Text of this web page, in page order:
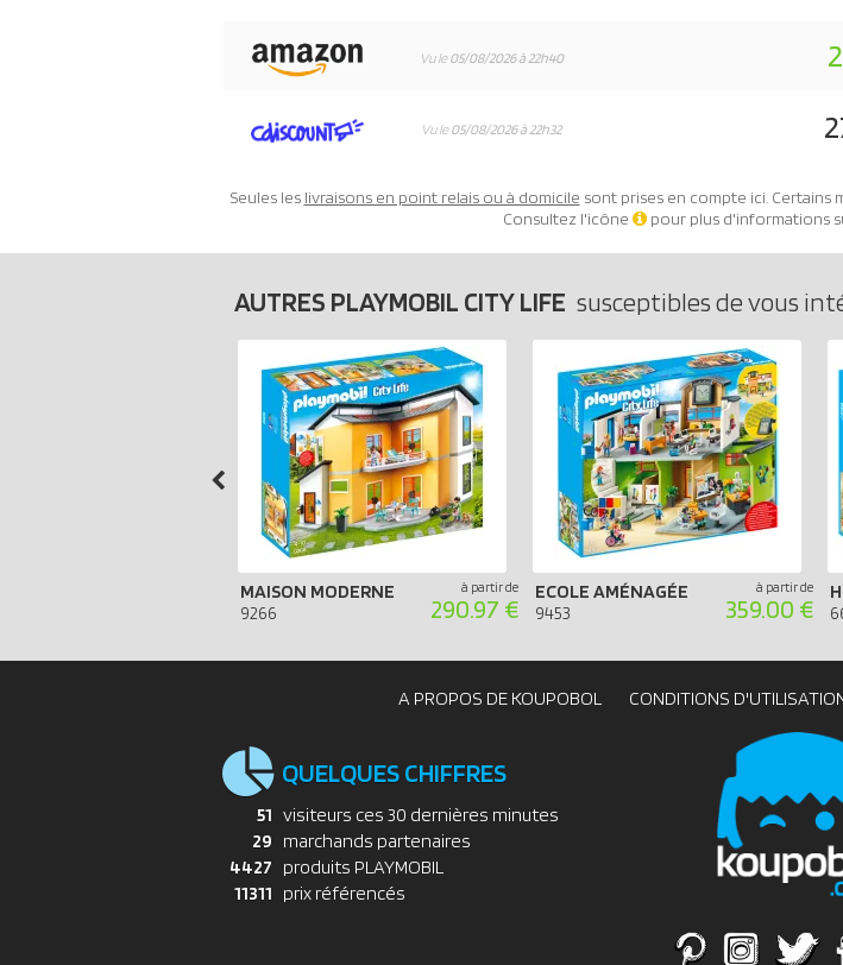
Vu le05/08/2026 à 22h40
Vu le05/08/2026 à 22h32
Seules les livraisons en point relais ou à domicile sont prises en compte ici. Certains
Consultez l'icône
pour plus d'informations
AUTRES PLAYMOBIL CITY LIFE susceptibles de vous
MAISON MODERNE
9266
à partir de
290.97 €
ECOLE AMÉNAGÉE
9453
à partir de
359.00 €
A PROPOS DE KOUPOBOL CONDITIONS
QUELQUES CHIFFRES
51 visiteurs ces 30 dernières minutes
29 marchands partenaires
4427 produits PLAYMOBIL
11311 prix référencés